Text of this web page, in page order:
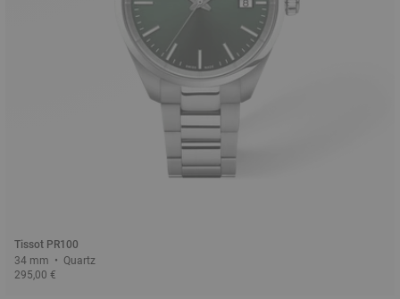
Tissot PR100
34 mm • Quartz
295,00 €